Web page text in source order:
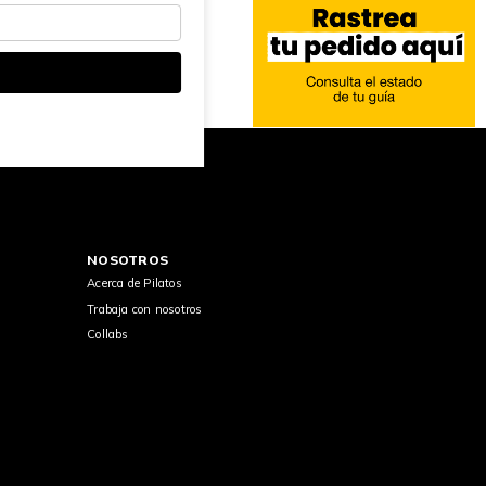
NOSOTROS
Acerca de Pilatos
Trabaja con nosotros
Collabs